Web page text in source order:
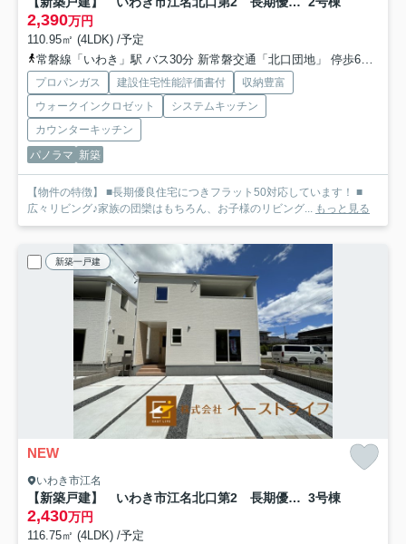
2,390万円
110.95㎡ (4LDK) /予定
常磐線「いわき」駅 バス30分 新常磐交通「北口団地」 停歩6分車28分 16.5km
プロパンガス 建設住宅性能評価書付
収納豊富
ウォークインクロゼット
システムキッチン
カウンターキッチン
パノラマ 新築
【物件の特徴】 ■長期優良住宅につきフラット50対応しています！ ■
広々リビング♪家族の団欒はもちろん、お子様のリビング... もっと見る
新築一戸建
NEW
いわき市江名
【新築戸建】 いわき市江名北口第2 長期優良住宅 3号棟
2,430万円
116.75㎡ (4LDK) /予定